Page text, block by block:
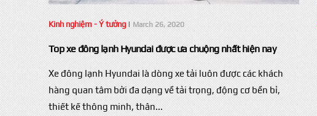
Kinh nghiệm - Ý tưởng | March 26, 2020
Top xe đông lạnh Hyundai được ưa chuộng nhất hiện nay
Xe đông lạnh Hyundai là dòng xe tải luôn được các khách
hàng quan tâm bởi đa dạng về tải trọng, động cơ bền bỉ,
thiết kế thông minh, thân...